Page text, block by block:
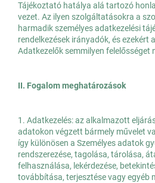
Tájékoztató hatálya alá tartozó
vezet. Az ilyen szolgáltatásokra a
harmadik személyes adatkezelési
rendelkezések irányadók, és ezekért
Adatkezelők semmilyen felelősséget
II. Fogalom meghatározások
1. Adatkezelés: az alkalmazott
adatokon végzett bármely művelet
így különösen a Személyes adatok
rendszerezése, tagolása, tárolása,
felhasználása, lekérdezése,
továbbítása, terjesztése vagy egyéb